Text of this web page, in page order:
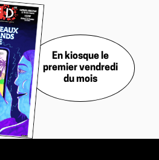
En kiosque le
premier vendredi
du mois